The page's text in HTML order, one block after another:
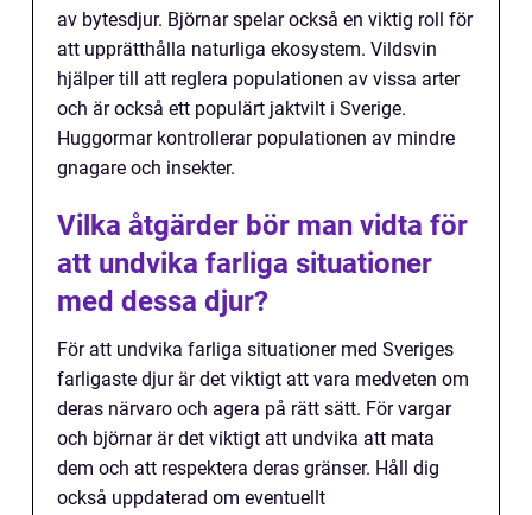
av bytesdjur. Björnar spelar också en viktig roll för
att upprätthålla naturliga ekosystem. Vildsvin
hjälper till att reglera populationen av vissa arter
och är också ett populärt jaktvilt i Sverige.
Huggormar kontrollerar populationen av mindre
gnagare och insekter.
Vilka åtgärder bör man vidta för
att undvika farliga situationer
med dessa djur?
För att undvika farliga situationer med Sveriges
farligaste djur är det viktigt att vara medveten om
deras närvaro och agera på rätt sätt. För vargar
och björnar är det viktigt att undvika att mata
dem och att respektera deras gränser. Håll dig
också uppdaterad om eventuellt